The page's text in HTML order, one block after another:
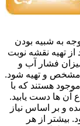
به شبیه بودن
از تهیه نقشه نوبت
فشار آب و
مشخص و تهیه شود.
هستند که با
آن ها دست یابید.
و بر اساس نیاز
بیشتر از هر